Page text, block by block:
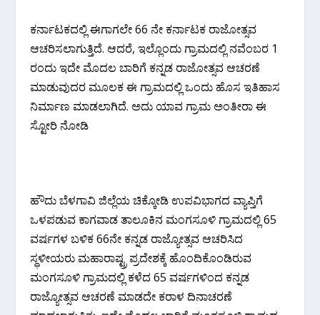
ಕರ್ನಾಟಕದಲ್ಲಿ ಈಗಾಗಲೇ 66 ನೇ ಕರ್ನಾಟಕ ರಾಜೋತ್ಸವ
ಆಚರಿಸಲಾಗುತ್ತಿದೆ. ಆದರೆ, ಇಲ್ಲೊಂದು ಗ್ರಾಮದಲ್ಲಿ ನವೆಂಬರ 1
ರಂದು ಇದೇ ಮೊದಲ ಬಾರಿಗೆ ಕನ್ನಡ ರಾಜೋತ್ಸವ ಆಚರಣೆ
ಮಾಡುವುದರ ಮೂಲಕ ಈ ಗ್ರಾಮದಲ್ಲಿ ಒಂದು ಹೊಸ ಇತಿಹಾಸ
ನಿರ್ಮಾಣ ಮಾಡಲಾಗಿದೆ‌. ಅದು ಯಾವ ಗ್ರಾಮ ಅಂತೀರಾ ಈ
ಸ್ಟೋರಿ ನೋಡಿ
ಹೌದು ಬೆಳಗಾವಿ ಜಿಲ್ಲೆಯ ಚಿಕ್ಕೋಡಿ ಉಪವಿಭಾಗದ ವ್ಯಾಪ್ತಿಗೆ
ಒಳಪಡುವ ಕಾಗವಾಡ ತಾಲೂಕಿನ ಮಂಗಸೂಳಿ ಗ್ರಾಮದಲ್ಲಿ 65
ವರ್ಷಗಳ ಬಳಿಕ 66ನೇ ಕನ್ನಡ ರಾಜ್ಯೋತ್ಸವ ಆಚರಿಸಿದ
ಸ್ಥಳೀಯರು ಮಹಾರಾಷ್ಟ್ರ ಪ್ರದೇಶಕ್ಕೆ ಹೊಂದಿಕೊಂಡಿರುವ
ಮಂಗಸೂಳಿ ಗ್ರಾಮದಲ್ಲಿ ಕಳೆದ 65 ವರ್ಷಗಳಿಂದ ಕನ್ನಡ
ರಾಜ್ಯೋತ್ಸವ ಆಚರಣೆ ಮಾಡದೇ ಕರಾಳ ದಿನಾಚರಣೆ